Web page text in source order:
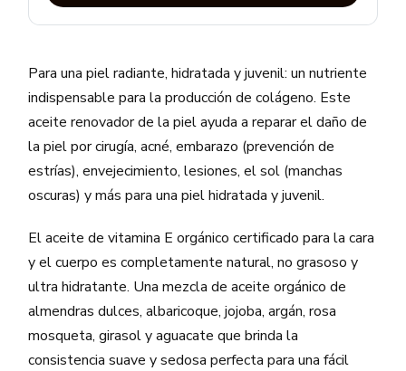
Para una piel radiante, hidratada y juvenil: un nutriente
indispensable para la producción de colágeno. Este
aceite renovador de la piel ayuda a reparar el daño de
la piel por cirugía, acné, embarazo (prevención de
estrías), envejecimiento, lesiones, el sol (manchas
oscuras) y más para una piel hidratada y juvenil.
El aceite de vitamina E orgánico certificado para la cara
y el cuerpo es completamente natural, no grasoso y
ultra hidratante. Una mezcla de aceite orgánico de
almendras dulces, albaricoque, jojoba, argán, rosa
mosqueta, girasol y aguacate que brinda la
consistencia suave y sedosa perfecta para una fácil